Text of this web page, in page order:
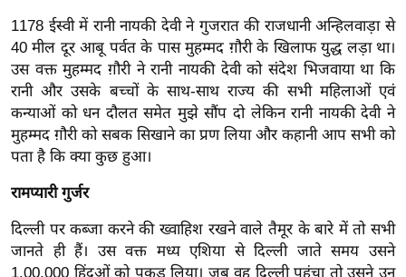
त
ऑ
टो
व
र्ल्ड
न्यू
ज
फ
म
1178 ईस्वी में रानी नायकी देवी ने गुजरात की राजधानी अन्हिलवाड़ा से
40 मील दूर आबू पर्वत के पास मुहम्मद ग़ौरी के खिलाफ युद्ध लड़ा था।
उस वक्त मुहम्मद ग़ौरी ने रानी नायकी देवी को संदेश भिजवाया था कि
रानी और उसके बच्चों के साथ-साथ राज्य की सभी महिलाओं एवं
कन्याओं को धन दौलत समेत मुझे सौंप दो लेकिन रानी नायकी देवी ने
मुहम्मद ग़ौरी को सबक सिखाने का प्रण लिया और कहानी आप सभी को
पता है कि क्या कुछ हुआ।
रामप्यारी गुर्जर
दिल्ली पर कब्जा करने की ख्वाहिश रखने वाले तैमूर के बारे में तो सभी
जानते ही हैं। उस वक्त मध्य एशिया से दिल्ली जाते समय उसने
1,00,000 हिंदुओं को पकड़ लिया। जब वह दिल्ली पहुंचा तो उसने उन